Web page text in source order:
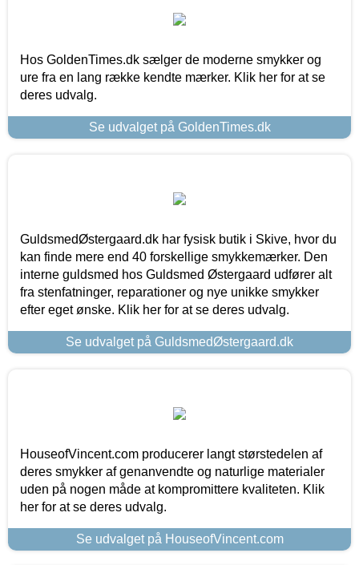
Hos GoldenTimes.dk sælger de moderne smykker og
ure fra en lang række kendte mærker. Klik her for at se
deres udvalg.
Se udvalget på GoldenTimes.dk
GuldsmedØstergaard.dk har fysisk butik i Skive, hvor du
kan finde mere end 40 forskellige smykkemærker. Den
interne guldsmed hos Guldsmed Østergaard udfører alt
fra stenfatninger, reparationer og nye unikke smykker
efter eget ønske. Klik her for at se deres udvalg.
Se udvalget på GuldsmedØstergaard.dk
HouseofVincent.com producerer langt størstedelen af
deres smykker af genanvendte og naturlige materialer
uden på nogen måde at kompromittere kvaliteten. Klik
her for at se deres udvalg.
Se udvalget på HouseofVincent.com